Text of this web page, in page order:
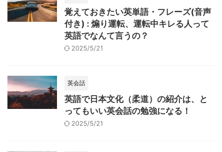
覚えておきたい英単語・フレーズ(音声
付き) : 煽り運転、運転中キレる人って
英語でなんて言うの？
2025/5/21
英会話
英語で日本文化（柔道）の紹介は、と
ってもいい英会話の勉強になる！
2025/5/21